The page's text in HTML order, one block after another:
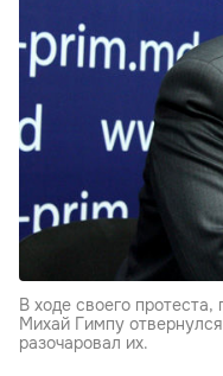
В ходе своего
Михай Гимпу
разочаровал их.